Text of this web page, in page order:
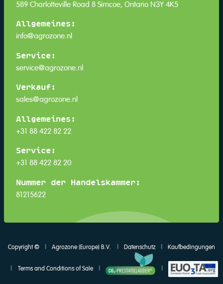
589 Charlotteville Road 8 Simcoe, Ontario N3Y 4K5
Allgemeines:
info@agrozone.nl
Service:
service@agrozone.nl
Verkauf:
sales@agrozone.nl
Allgemeines:
+31 88 422 82 22
Service:
+31 88 422 82 20
Nummer der Handelskammer:
81215622
Copyright © Agrozone (Europe) B.V. Datenschutz Kaufbedingungen
Terms and Conditions of Sale